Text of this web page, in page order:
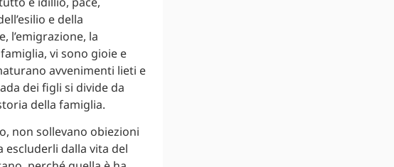
e della
l’emigrazione, la
vi sono gioie e
avvenimenti lieti e
dei figli si divide da
della famiglia.
non sollevano obiezioni
escluderli dalla vita del